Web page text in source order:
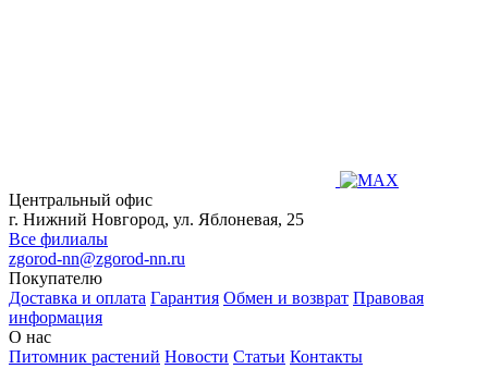
Центральный офис
г. Нижний Новгород, ул. Яблоневая, 25
Все филиалы
zgorod-nn@zgorod-nn.ru
Покупателю
Доставка и оплата Гарантия Обмен и возврат Правовая
информация
О нас
Питомник растений Новости Статьи Контакты